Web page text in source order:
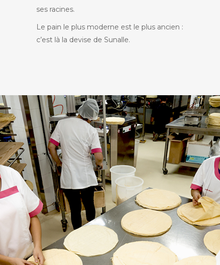
ses racines.
Le pain le plus moderne est le plus ancien :
c’est là la devise de Sunalle.